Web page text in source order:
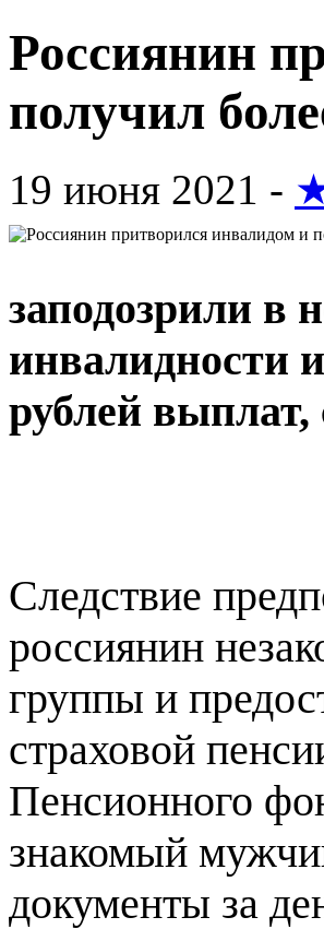
Россиянин
получил
19 июня 2021 -
заподозрили в
инвалидности
рублей
Следствие
россиянин
группы и
страховой
Пенсионного
знакомый
документы за